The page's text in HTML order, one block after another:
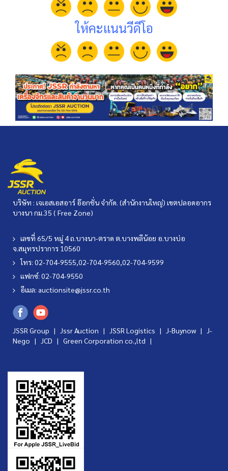
ให้คะแนนวีดีโอ
บริษัท : เจเอสเอสอาร์ อ๊อกชั่น จำกัด. (สำนักงานใหญ่) เขตปลอดอากร
บางนา กม.35 ( Free Zone)
เลขที่ 65/5 หมู่ 4 ถ.บางนา-ตราด ต.บางพลีน้อย อ.บางบ่อ
จ.สมุทรปราการ 10560
โทร: 02-704-9555,02-704-9560,02-704-9599
แฟกซ์: 02-704-9550
อีเมล: auctionsite@jssr.co.th
JSSR Group | Jssr Auction | JSSR Logistics | J-Buynow | J-
Nego | JCD | Green Corporation co.,ltd |